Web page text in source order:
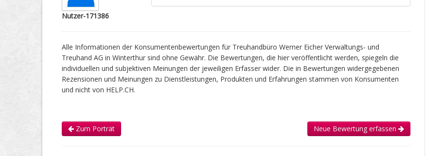
Nutzer-171386
Alle Informationen der Konsumentenbewertungen für Treuhandbüro Werner Eicher Verwaltungs- und
Treuhand AG in Winterthur sind ohne Gewähr. Die Bewertungen, die hier veröffentlicht werden, spiegeln die
individuellen und subjektiven Meinungen der jeweiligen Erfasser wider. Die in Bewertungen widergegebenen
Rezensionen und Meinungen zu Dienstleistungen, Produkten und Erfahrungen stammen von Konsumenten
und nicht von HELP.CH.
Zum Porträt Neue Bewertung erfassen